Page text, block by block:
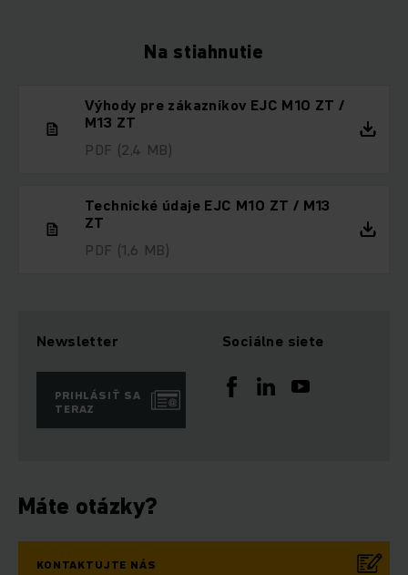
Na stiahnutie
Výhody pre zákazníkov EJC M10 ZT /
M13 ZT
PDF (2,4 MB)
Technické údaje EJC M10 ZT / M13
ZT
PDF (1,6 MB)
Newsletter
PRIHLÁSIŤ SA
TERAZ
Sociálne siete
Máte otázky?
KONTAKTUJTE NÁS